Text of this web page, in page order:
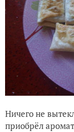
Ничего не
приобрёл